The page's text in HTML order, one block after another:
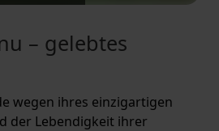
– gelebtes
wegen ihres einzigartigen
der Lebendigkeit ihrer